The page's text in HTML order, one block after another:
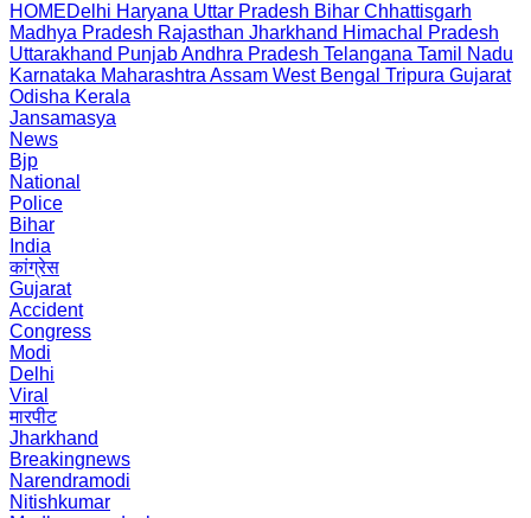
HOMEDelhi Haryana Uttar Pradesh Bihar Chhattisgarh
Madhya Pradesh Rajasthan Jharkhand Himachal Pradesh
Uttarakhand PunjabAndhra Pradesh Telangana Tamil Nadu
Karnataka Maharashtra Assam West Bengal Tripura Gujarat
Odisha Kerala
Jansamasya
News
Bjp
National
Police
Bihar
India
कांग्रेस
Gujarat
Accident
Congress
Modi
Delhi
Viral
मारपीट
Jharkhand
Breakingnews
Narendramodi
Nitishkumar